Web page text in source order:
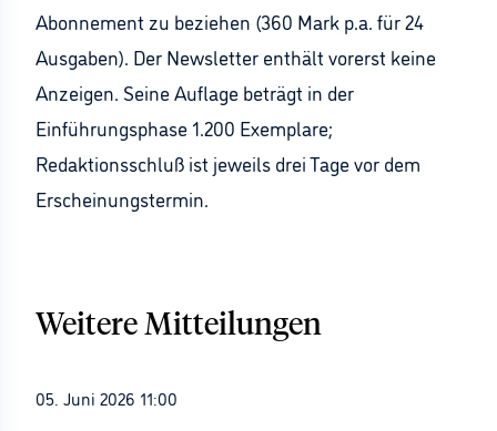
Abonnement zu beziehen (360 Mark p.a. für 24
Ausgaben). Der Newsletter enthält vorerst keine
Anzeigen. Seine Auflage beträgt in der
Einführungsphase 1.200 Exemplare;
Redaktionsschluß ist jeweils drei Tage vor dem
Erscheinungstermin.
Weitere Mitteilungen
05. Juni 2026 11:00